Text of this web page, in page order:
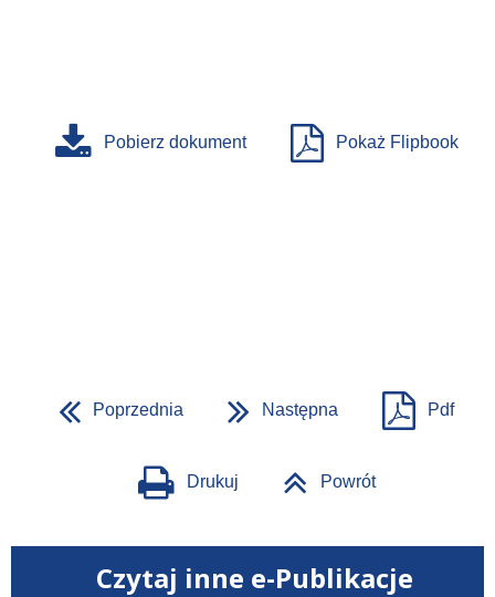
Pobierz dokument Pokaż Flipbook
Poprzednia Następna Pdf
Drukuj Powrót
Czytaj inne e-Publikacje